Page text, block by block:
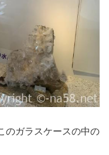
のガラスケースの中の